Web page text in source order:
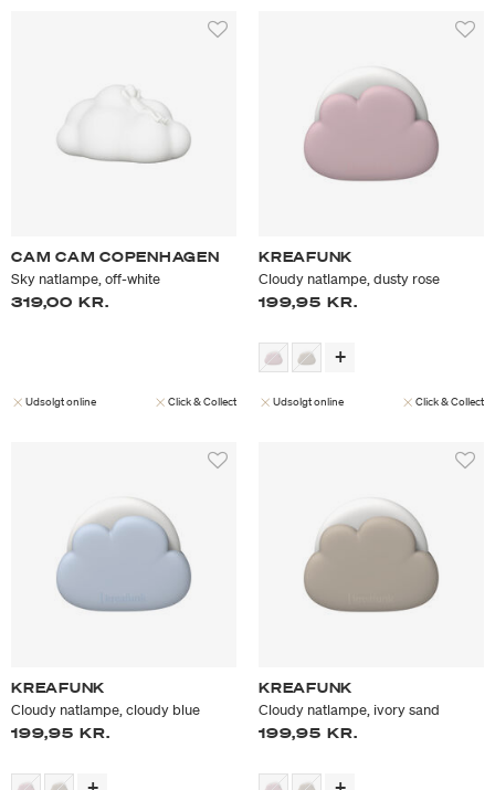
CAM CAM COPENHAGEN
Sky natlampe, off-white
319,00 KR.
Udsolgt online Click & Collect
KREAFUNK
Cloudy natlampe, dusty rose
199,95 KR.
Udsolgt online Click & Collect
KREAFUNK
Cloudy natlampe, cloudy blue
199,95 KR.
KREAFUNK
Cloudy natlampe, ivory sand
199,95 KR.